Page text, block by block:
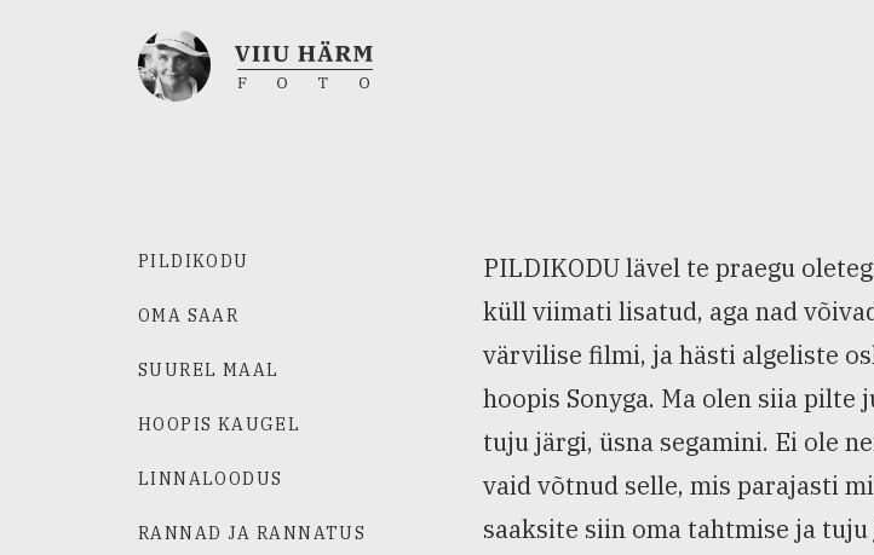
PILDIKODU
OMA SAAR
SUUREL MAAL
HOOPIS KAUGEL
LINNALOODUS
RANNAD JA RANNATUS
PILDIKODU lävel te praegu
küll viimati lisatud, aga nad
värvilise filmi, ja hästi algeliste
hoopis Sonyga. Ma olen siia
tuju järgi, üsna segamini. Ei ole
vaid võtnud selle, mis parajasti
saaksite siin oma tahtmise ja